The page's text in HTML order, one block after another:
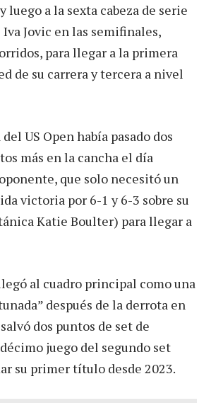
luego a la sexta cabeza de serie
Jovic en las semifinales,
para llegar a la primera
de su carrera y tercera a nivel
US Open había pasado dos
más en la cancha el día
que solo necesitó un
victoria por 6-1 y 6-3 sobre su
Katie Boulter) para llegar a
al cuadro principal como una
después de la derrota en
dos puntos de set de
juego del segundo set
su primer título desde 2023.